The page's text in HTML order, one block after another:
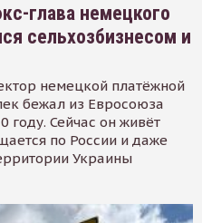
глава немецкого
сельхозбизнесом и
немецкой платёжной
бежал из Евросоюза
году. Сейчас он живёт
по России и даже
Украины